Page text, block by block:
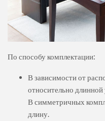
По способу комплектации:
В зависимости от
относительно
В симметричных
длину.